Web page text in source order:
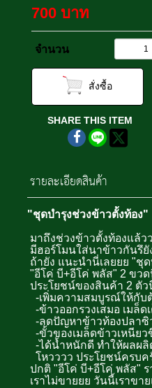
700 บาท
จำนวน
สั่งซื้อ
SHARE THIS ITEM
รายละเอียดสินค้า
"ชุดบำรุงช่วงข้าวตั้งท้อง"
มาถึงช่วงข้าวตั้งท้องแล้ว
มีฮอร์โมนใส่นาข้าวกันรึยั
ถ้ายัง แนะนำนี่เลยยย "ชุ
"อีโค่ บี+อีโค่ พลัส" 2 ขวด
ประโยชน์ของสินค้า 2 ตัว
-เพิ่มความสมบูรณ์ให้กับ
-ข้าวออกรวงเสมอ เมล็ด
-ลดปัญหาข้าวท้องปลาซิ
-ขั้วของเมล็ดข้าวเหนียว
-ได้น้ำหนักดี ทำให้ผลผ
โหวววว ประโยชน์ครบค
ปกติ "อีโค่ บี+อีโค่ พลัส"
เราไม่ขายยย วันนี้เราขา